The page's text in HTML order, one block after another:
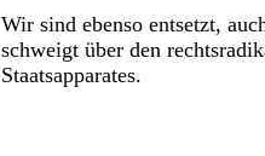
Wir sind ebenso entsetzt,
schweigt über den
Staatsapparates.